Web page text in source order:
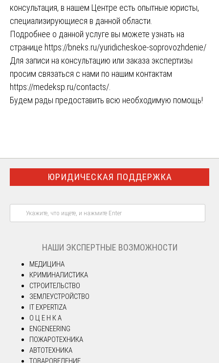
консультация, в нашем Центре есть опытные юристы,
специализирующиеся в данной области.
Подробнее о данной услуге вы можете узнать на
странице https://bneks.ru/yuridicheskoe-soprovozhdenie/
Для записи на консультацию или заказа экспертизы
просим связаться с нами по нашим контактам
https://medeksp.ru/contacts/
Будем рады предоставить всю необходимую помощь!
ЮРИДИЧЕСКАЯ ПОДДЕРЖКА
НАШИ ЭКСПЕРТНЫЕ ВОЗМОЖНОСТИ
МЕДИЦИНА
КРИМИНАЛИСТИКА
СТРОИТЕЛЬСТВО
ЗЕМЛЕУСТРОЙСТВО
IT EXPERTIZA
О Ц Е Н К А
ENGENEERING
ПОЖАРОТЕХНИКА
АВТОТЕХНИКА
ТОВАРОВЕДЕНИЕ